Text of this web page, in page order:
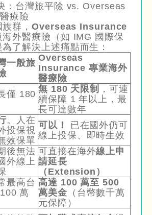
：台灣旅平險 vs. Overseas
療險
族群，Overseas Insurance
外醫療險（如 IMG 國際保
了解決上述痛點而生：
一般旅 Overseas
Insurance 專業海外
醫療險
僅 180 無 180 天限制
，可連
續保障 1 年以上，最
長可達數年
。人在
投保視
效保單
可以！
已在國外仍可
線上投保、即時生效
後無法
外線上
可直接在海外線上申
請延長
（Extension）
最高台
萬
高達 100 萬至 500
萬美金 （台幣數千萬
元保障）